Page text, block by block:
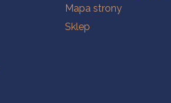
Mapa strony
Sklep